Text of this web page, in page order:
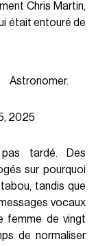
Chris Martin,
était entouré de
2025
tardé. Des
sur pourquoi
tandis que
vocaux
femme de vingt
de normaliser